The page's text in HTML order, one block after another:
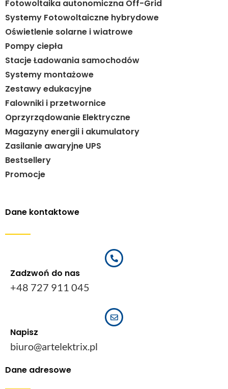
Fotowoltaika autonomiczna Off-Grid
Systemy Fotowoltaiczne hybrydowe
Oświetlenie solarne i wiatrowe
Pompy ciepła
Stacje Ładowania samochodów
Systemy montażowe
Zestawy edukacyjne
Falowniki i przetwornice
Oprzyrządowanie Elektryczne
Magazyny energii i akumulatory
Zasilanie awaryjne UPS
Bestsellery
Promocje
Dane kontaktowe
Zadzwoń do nas
+48 727 911 045
Napisz
biuro@artelektrix.pl
Dane adresowe